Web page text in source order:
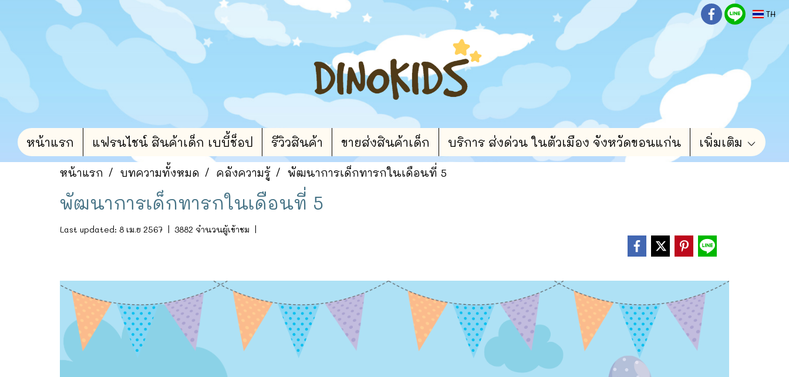
TH
หน้าแรก แฟรนไชน์ สินค้าเด็ก เบบี้ช็อป รีวิวสินค้า ขายส่งสินค้าเด็ก บริการ ส่งด่วน ในตัวเมือง จังหวัดขอนแก่น เพิ่มเติม
หน้าแรก บทความทั้งหมด คลังความรู้ พัฒนาการเด็กทารกในเดือนที่ 5
พัฒนาการเด็กทารกในเดือนที่ 5
Last updated: 8 เม.ย 2567 | 3882 จำนวนผู้เข้าชม |